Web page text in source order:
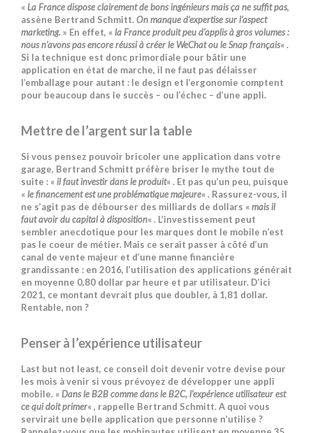
«La France dispose clairement de bons ingénieurs mais ça ne suffit pas,
assène Bertrand Schmitt.On manque d’expertise sur l’aspect
marketing.» En effet, «la France produit peu d’applis à gros volumes :
nous n’avons pas encore réussi à créer le WeChat ou le Snap français« .
Si la technique est donc primordiale pour bâtir une
application en état de marche, il ne faut pas délaisser
l’emballage pour autant : le design et l’ergonomie comptent
pour beaucoup dans le succès – ou l’échec – d’une appli.
Mettre de l’argent sur la table
Si vous pensez pouvoir bricoler une application dans votre
garage, Bertrand Schmitt préfère briser le mythe tout de
suite : «il faut investir dans le produit« . Et pas qu’un peu, puisque
«le financement est une problématique majeure« . Rassurez-vous, il
ne s’agit pas de débourser des milliards de dollars «mais il
faut avoir du capital à disposition« . L’investissement peut
sembler anecdotique pour les marques dont le mobile n’est
pas le coeur de métier. Mais ce serait passer à côté d’un
canal de vente majeur et d’une manne financière
grandissante : en 2016, l’utilisation des applications générait
en moyenne 0,80 dollar par heure et par utilisateur. D’ici
2021, ce montant devrait plus que doubler, à 1,81 dollar.
Rentable, non ?
Penser à l’expérience utilisateur
Last but not least, ce conseil doit devenir votre devise pour
les mois à venir si vous prévoyez de développer une appli
mobile. «Dans le B2B comme dans le B2C, l’expérience utilisateur est
ce qui doit primer« , rappelle Bertrand Schmitt. A quoi vous
servirait une belle application que personne n’utilise ?